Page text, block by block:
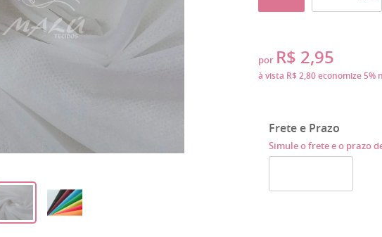
por R$ 2,95
à vista R$ 2,80economize5%
Frete e Prazo
Simule o frete e o prazo